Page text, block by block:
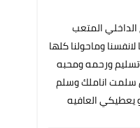
الداخلي المتعب
لانفسنا وماحولنا كلها
ورحمه ومحبه
سلمت اناملك وسلم
يعطيكي العافيه